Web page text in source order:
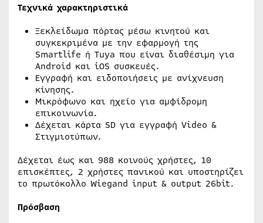
Τεχνικά χαρακτηριστικά
Ξεκλείδωμα πόρτας μέσω κινητού και
συγκεκριμένα με την εφαρμογή της
Smartlife ή Tuya που είναι διαθέσιμη για
Android και iOS συσκευές.
Εγγραφή και ειδοποιήσεις με ανίχνευση
κίνησης.
Μικρόφωνο και ηχείο για αμφίδρομη
επικοινωνία.
Δέχεται κάρτα SD για εγγραφή Video &
Στιγμιοτύπων.
Δέχεται έως και 988 κοινούς χρήστες, 10
επισκέπτες, 2 χρήστες πανικού και υποστηρίζει
το πρωτόκολλο Wiegand input & output 26bit.
Πρόσβαση